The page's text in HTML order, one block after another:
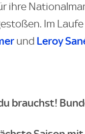
ihre
Im
und Leroy
brauchst!